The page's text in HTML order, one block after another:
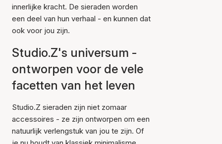
innerlijke kracht. De sieraden worden
een deel van hun verhaal - en kunnen dat
ook voor jou zijn.
Studio.Z's universum -
ontworpen voor de vele
facetten van het leven
Studio.Z sieraden zijn niet zomaar
accessoires - ze zijn ontworpen om een
natuurlijk verlengstuk van jou te zijn. Of